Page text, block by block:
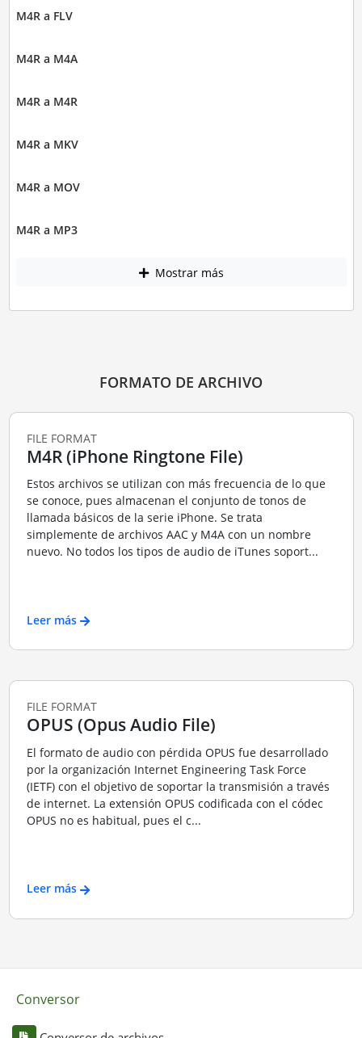
M4R a FLV
M4R a M4A
M4R a M4R
M4R a MKV
M4R a MOV
M4R a MP3
Mostrar más
FORMATO DE ARCHIVO
FILE FORMAT
M4R (iPhone Ringtone File)
Estos archivos se utilizan con más frecuencia de lo que
se conoce, pues almacenan el conjunto de tonos de
llamada básicos de la serie iPhone. Se trata
simplemente de archivos AAC y M4A con un nombre
nuevo. No todos los tipos de audio de iTunes soport...
Leer más
FILE FORMAT
OPUS (Opus Audio File)
El formato de audio con pérdida OPUS fue desarrollado
por la organización Internet Engineering Task Force
(IETF) con el objetivo de soportar la transmisión a través
de internet. La extensión OPUS codificada con el códec
OPUS no es habitual, pues el c...
Leer más
Conversor